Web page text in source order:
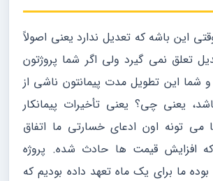
این باشه که تعدیل ندارد یعنی اصولاً
تعلق نمی گیرد ولی اگر شما پروژتون
و شما این تطویل مدت پیمانتون ناشی از
یعنی چی؟ یعنی تأخیرات پیمانکار
می تونه اون ادعای خسارتی ما اتفاق
افزایش قیمت ها حادث شده. پروژه
ما برای یک ماه تعهد داده بودیم كه